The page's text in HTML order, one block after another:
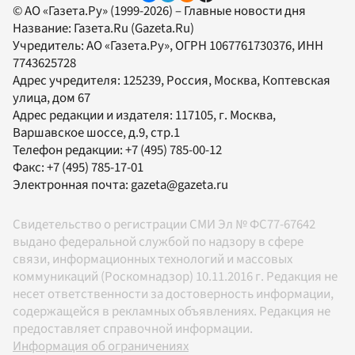
© АО «Газета.Ру» (1999-2026) – Главные новости дня
Название: Газета.Ru (Gazeta.Ru)
Учредитель:АО «Газета.Ру», ОГРН 1067761730376, ИНН
7743625728
Адрес учредителя: 125239, Россия, Москва, Коптевская
улица, дом 67
Адрес редакции и издателя: 117105, г. Москва,
Варшавское шоссе, д.9, стр.1
Телефон редакции:+7 (495) 785-00-12
Факс:+7 (495) 785-17-01
Электронная почта: gazeta@gazeta.ru
Свидетельство о регистрации СМИ Эл № ФС77-67642
выдано федеральной службой по надзору в сфере
связи, информационных технологий и массовых
коммуникаций (Роскомнадзор) 10.11.2016 г. Редакция не
несет ответственности за достоверность информации,
содержащейся в рекламных объявлениях. Редакция не
предоставляет справочной информации.
Информация об ограничениях